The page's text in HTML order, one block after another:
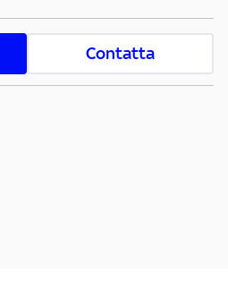
Contatta